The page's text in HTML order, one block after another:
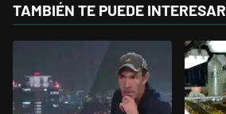
TAMBIÉN TE PUEDE INTERESAR